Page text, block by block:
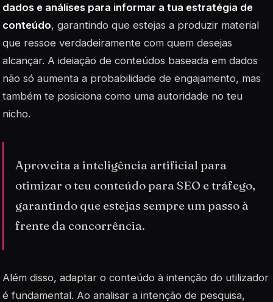
dados e análises para informar a tua estratégia de
conteúdo, garantindo que estejas a produzir material
que ressoe verdadeiramente com quem desejas
alcançar. A ideiação de conteúdos baseada em dados
não só aumenta a probabilidade de engajamento, mas
também te posiciona como uma autoridade no teu
nicho.
Aproveita a inteligência artificial para
otimizar o teu conteúdo para SEO e tráfego,
garantindo que estejas sempre um passo à
frente da concorrência.
Além disso, adaptar o conteúdo à intenção do utilizador
é fundamental. Ao analisar a intenção de pesquisa,